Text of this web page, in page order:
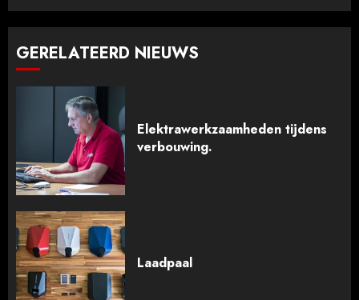
GERELATEERD NIEUWS
Elektrawerkzaamheden tijdens
verbouwing.
Laadpaal